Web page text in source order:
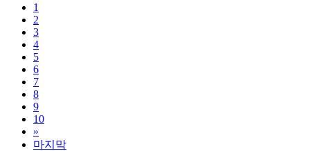
1
2
3
4
5
6
7
8
9
10
»
마지막